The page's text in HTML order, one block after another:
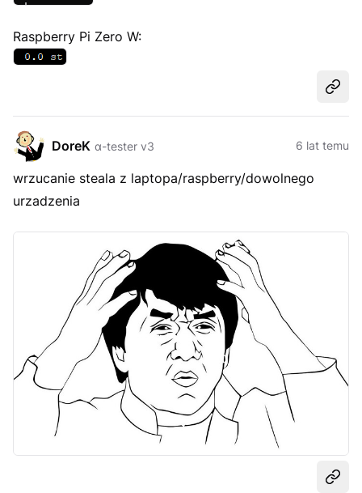
Raspberry Pi Zero W:
DoreK α-tester v3 6 lat temu
wrzucanie steala z laptopa/raspberry/dowolnego
urzadzenia